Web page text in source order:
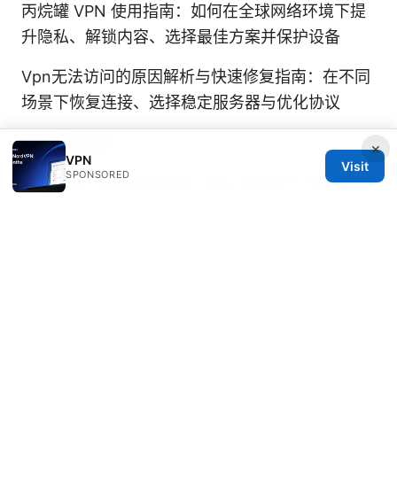
丙烷罐 VPN 使用指南：如何在全球网络环境下提
升隐私、解锁内容、选择最佳方案并保护设备
Vpn无法访问的原因解析与快速修复指南：在不同
场景下恢复连接、选择稳定服务器与优化协议
Vpn无限重置
Nordvpn my ip location your guide to hiding
×
VPN
SPONSORED
Visit